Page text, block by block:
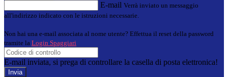
E-mail Verrà inviato un messaggio
all'indirizzo indicato con le istruzioni necessarie.
Non hai una e-mail associata al nome utente? Effettua il reset della password
tramite la Login Spaggiari
E-mail inviata, si prega di controllare la casella di posta elettronica!